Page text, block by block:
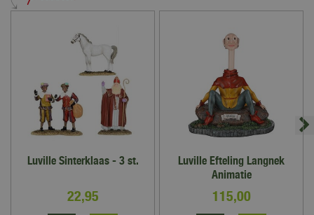
Luville Sinterklaas - 3 st.
22,95
Luville Efteling Langnek
Animatie
115,00